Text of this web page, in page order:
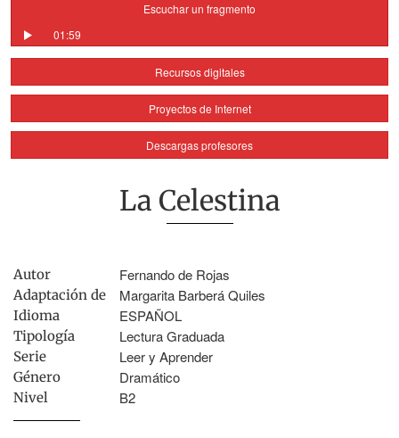
Escuchar un fragmento
01:59
Recursos digitales
Proyectos de Internet
Descargas profesores
La Celestina
Autor Fernando de Rojas
Adaptación de Margarita Barberá Quiles
Idioma ESPAÑOL
Tipología Lectura Graduada
Serie Leer y Aprender
Género Dramático
Nivel B2